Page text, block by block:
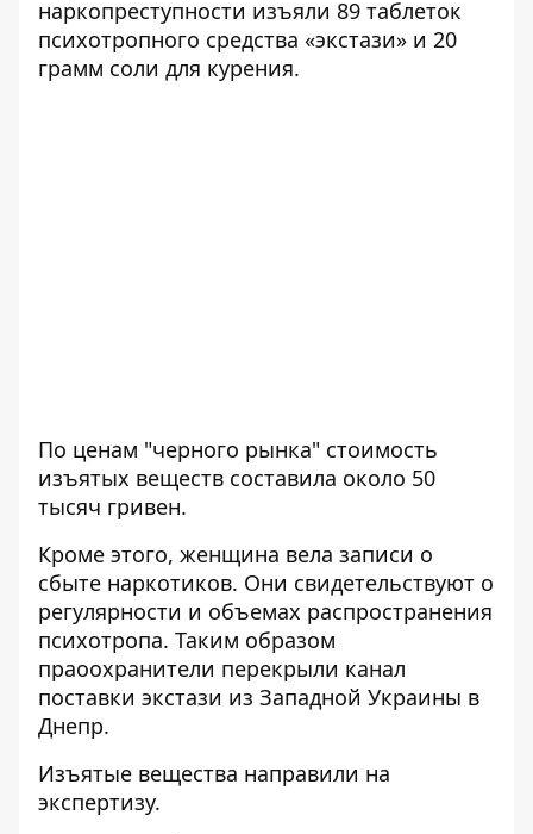
наркопреступности изъяли 89 таблеток
психотропного средства «экстази» и 20
грамм соли для курения.
По ценам "черного рынка" стоимость
изъятых веществ составила около 50
тысяч гривен.
Кроме этого, женщина вела записи о
сбыте наркотиков. Они свидетельствуют о
регулярности и объемах распространения
психотропа. Таким образом
праоохранители перекрыли канал
поставки экстази из Западной Украины в
Днепр.
Изъятые вещества направили на
экспертизу.